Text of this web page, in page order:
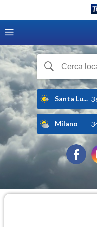
Santa Lu...
Milano